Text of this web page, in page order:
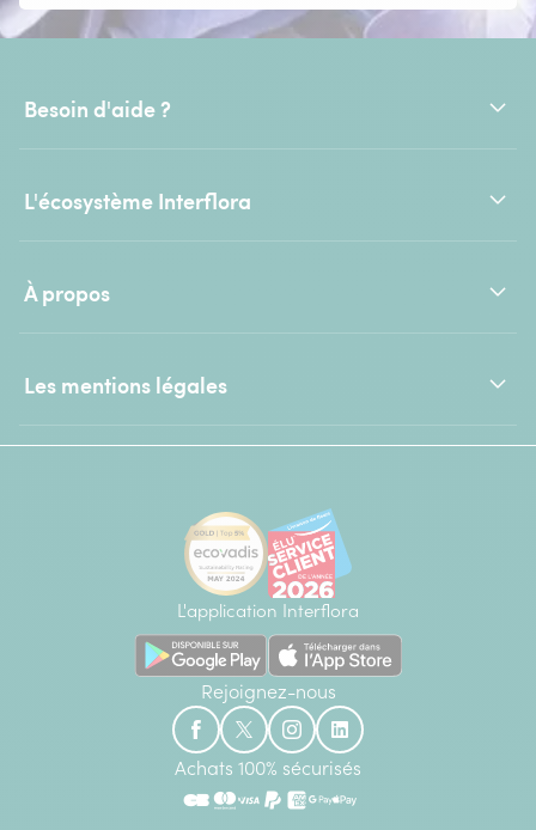
Besoin d'aide ?
L'écosystème Interflora
À propos
Les mentions légales
L'application Interflora
Rejoignez-nous
Achats 100% sécurisés